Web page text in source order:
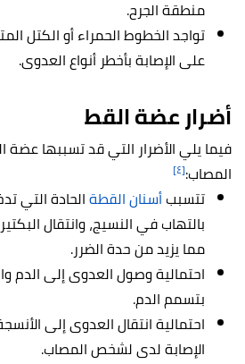
منطقة الجرح.
تواجد الخطوط الحمراء أو الكتل
على الإصابة بأخطر أنواع العدوى.
أضرار عضة القط
فيما يلي الأضرار التي قد تسببها
المصاب:[٤]
تتسببأسنان القطةالحادة التي
بالتهاب في النسيج، وانتقال
مما يزيد من حدة الضرر.
احتمالية وصول العدوى إلى الدم
بتسمم الدم.
احتمالية انتقال العدوى إلى
الإصابة لدى لشخص المصاب.